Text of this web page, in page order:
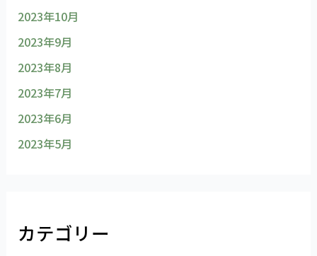
2023年10月
2023年9月
2023年8月
2023年7月
2023年6月
2023年5月
カテゴリー